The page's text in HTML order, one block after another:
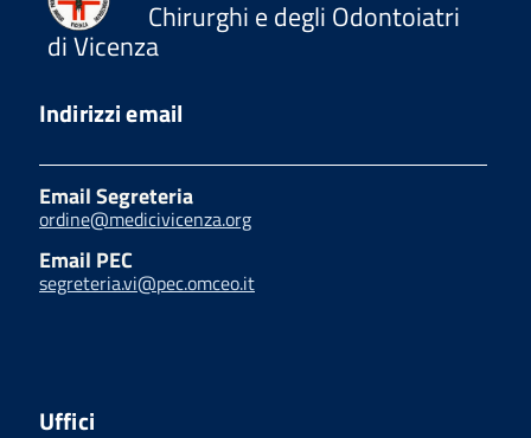
Chirurghi e degli Odontoiatri
di Vicenza
Indirizzi email
Email Segreteria
ordine@medicivicenza.org
Email PEC
segreteria.vi@pec.omceo.it
Uffici